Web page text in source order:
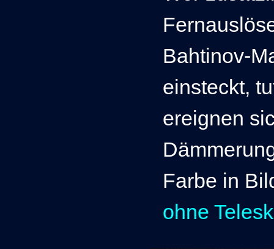
Bahtinov-
einsteckt,
ereignen
Farbe in
ohne